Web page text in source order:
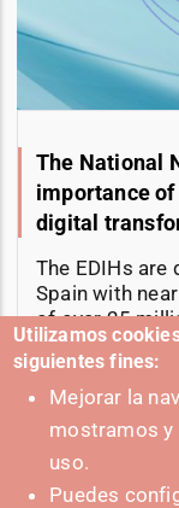
The National
importance
digital
The EDIHs
Spain with
of over 25
program.
11-06-2025
Utilizamos
siguientes fines:
Mejorar la
mostramos y
uso.
Puedes